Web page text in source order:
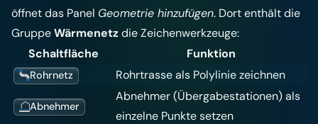
öffnet das Panel Geometrie hinzufügen. Dort enthält die
GruppeWärmenetzdie Zeichenwerkzeuge:
Schaltfläche
Funktion
Rohrnetz Rohrtrasse als Polylinie zeichnen
Abnehmer
Abnehmer (Übergabestationen) als
einzelne Punkte setzen